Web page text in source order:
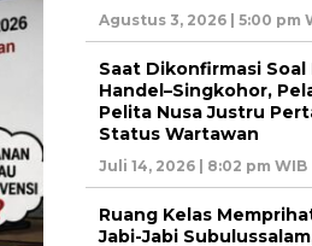
Agustus 3, 2026 | 5:00 pm
Saat Dikonfirmasi Soal
Handel–Singkohor,
Pelita Nusa Justru
Status Wartawan
Juli 14, 2026 | 8:02 pm WIB
Ruang Kelas
Jabi-Jabi